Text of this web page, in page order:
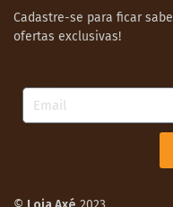
Cadastre-se para ficar
ofertas exclusivas!